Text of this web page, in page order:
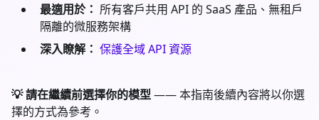
最適用於： 所有客戶共用 API 的 SaaS 產品、無租戶
隔離的微服務架構
深入瞭解： 保護全域 API 資源
💡 請在繼續前選擇你的模型—— 本指南後續內容將以你選
擇的方式為參考。